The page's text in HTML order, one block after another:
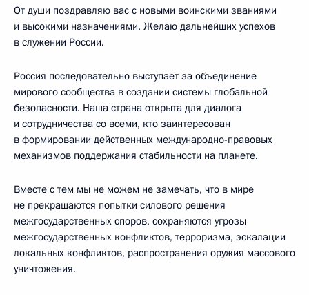
От души поздравляю вас с новыми воинскими званиями
и высокими назначениями. Желаю дальнейших успехов
в служении России.
Россия последовательно выступает за объединение
мирового сообщества в создании системы глобальной
безопасности. Наша страна открыта для диалога
и сотрудничества со всеми, кто заинтересован
в формировании действенных международно-правовых
механизмов поддержания стабильности на планете.
Вместе с тем мы не можем не замечать, что в мире
не прекращаются попытки силового решения
межгосударственных споров, сохраняются угрозы
межгосударственных конфликтов, терроризма, эскалации
локальных конфликтов, распространения оружия массового
уничтожения.